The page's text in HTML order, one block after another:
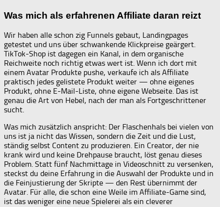
Was mich als erfahrenen Affiliate daran reizt
Wir haben alle schon zig Funnels gebaut, Landingpages
getestet und uns über schwankende Klickpreise geärgert.
TikTok-Shop ist dagegen ein Kanal, in dem organische
Reichweite noch richtig etwas wert ist. Wenn ich dort mit
einem Avatar Produkte pushe, verkaufe ich als Affiliate
praktisch jedes gelistete Produkt weiter — ohne eigenes
Produkt, ohne E-Mail-Liste, ohne eigene Webseite. Das ist
genau die Art von Hebel, nach der man als Fortgeschrittener
sucht.
Was mich zusätzlich anspricht: Der Flaschenhals bei vielen von
uns ist ja nicht das Wissen, sondern die Zeit und die Lust,
ständig selbst Content zu produzieren. Ein Creator, der nie
krank wird und keine Drehpause braucht, löst genau dieses
Problem. Statt fünf Nachmittage in Videoschnitt zu versenken,
steckst du deine Erfahrung in die Auswahl der Produkte und in
die Feinjustierung der Skripte — den Rest übernimmt der
Avatar. Für alle, die schon eine Weile im Affiliate-Game sind,
ist das weniger eine neue Spielerei als ein cleverer